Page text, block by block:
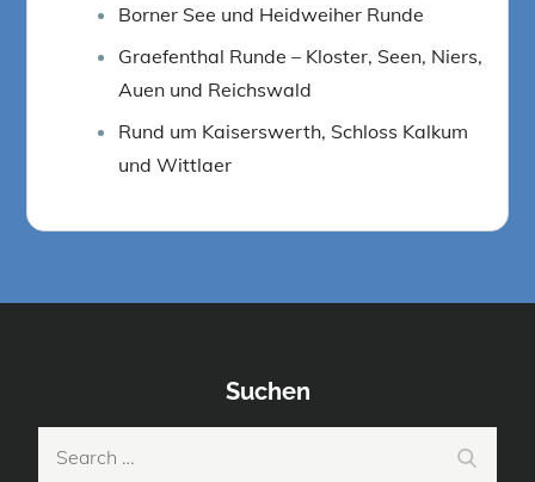
Borner See und Heidweiher Runde
Graefenthal Runde – Kloster, Seen, Niers,
Auen und Reichswald
Rund um Kaiserswerth, Schloss Kalkum
und Wittlaer
Suchen